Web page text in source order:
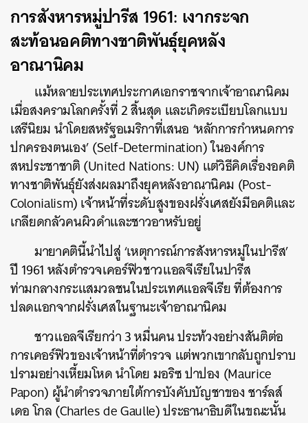
การสังหารหมู่ปารีส 1961: เงากระจก
สะท้อนอคติทางชาติพันธุ์ยุคหลัง
อาณานิคม
แม้หลายประเทศประกาศเอกราชจากเจ้าอาณานิคม
เมื่อสงครามโลกครั้งที่ 2 สิ้นสุด และเกิดระเบียบโลกแบบ
เสรีนิยม นำโดยสหรัฐอเมริกาที่เสนอ ‘หลักการกำหนดการ
ปกครองตนเอง’ (Self-Determination) ในองค์การ
สหประชาชาติ (United Nations: UN) แต่วิธีคิดเรื่องอคติ
ทางชาติพันธุ์ยังส่งผลมาถึงยุคหลังอาณานิคม (Post-
Colonialism) เจ้าหน้าที่ระดับสูงของฝรั่งเศสยังมีอคติและ
เกลียดกลัวคนผิวดำและชาวอาหรับอยู่
มายาคตินี้นำไปสู่ ‘เหตุการณ์การสังหารหมู่ในปารีส’
ปี 1961 หลังตำรวจเคอร์ฟิวชาวแอลจีเรียในปารีส
ท่ามกลางกระแสมวลชนในประเทศแอลจีเรีย ที่ต้องการ
ปลดแอกจากฝรั่งเศสในฐานะเจ้าอาณานิคม
ชาวแอลจีเรียกว่า 3 หมื่นคน ประท้วงอย่างสันติต่อ
การเคอร์ฟิวของเจ้าหน้าที่ตำรวจ แต่พวกเขากลับถูกปราบ
ปรามอย่างเหี้ยมโหด นำโดย มอริซ ปาปอง (Maurice
Papon) ผู้นำตำรวจภายใต้การบังคับบัญชาของ ชาร์ลส์
เดอ โกล (Charles de Gaulle)ประธานาธิบดีในขณะนั้น